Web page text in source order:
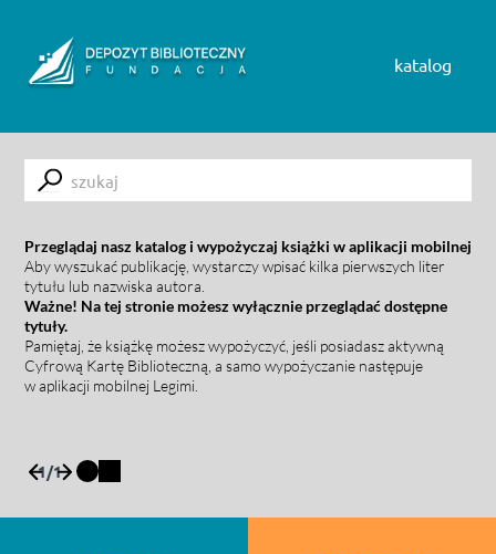
katalog
Submit
Przeglądaj nasz katalog i wypożyczaj książki w aplikacji mobilnej
Aby wyszukać publikację, wystarczy wpisać kilka pierwszych liter
tytułu lub nazwiska autora.
Ważne! Na tej stronie możesz wyłącznie przeglądać dostępne
tytuły.
Pamiętaj, że książkę możesz wypożyczyć, jeśli posiadasz aktywną
Cyfrową Kartę Biblioteczną, a samo wypożyczanie następuje
w aplikacji mobilnej Legimi.
1/1